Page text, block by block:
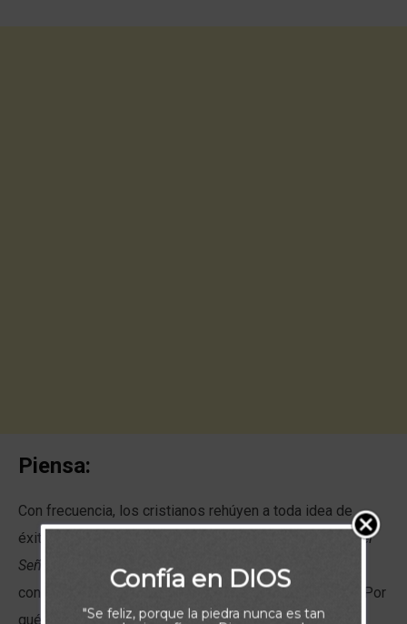
Piensa:
Con frecuencia, los cristianos rehúyen a toda idea de
éxito, pensando:
Estaré agradecido por lo que sea que el
Señor me dé.
Estos creyentes desacertados han
confundido el éxito con la codicia y la inconformidad. ¿Por
qué razón?
Confía en DIOS
"Se feliz, porque la piedra nunca es tan